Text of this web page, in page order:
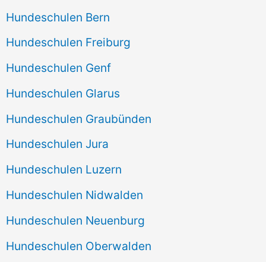
Hundeschulen Bern
Hundeschulen Freiburg
Hundeschulen Genf
Hundeschulen Glarus
Hundeschulen Graubünden
Hundeschulen Jura
Hundeschulen Luzern
Hundeschulen Nidwalden
Hundeschulen Neuenburg
Hundeschulen Oberwalden